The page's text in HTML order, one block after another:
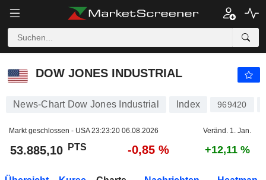
DOW JONES INDUSTRIAL
News-Chart Dow Jones Industrial Index 969420
Markt geschlossen - USA23:23:20 06.08.2026 Veränd. 1. Jan.
53.885,10 PTS -0,85 % +12,11 %